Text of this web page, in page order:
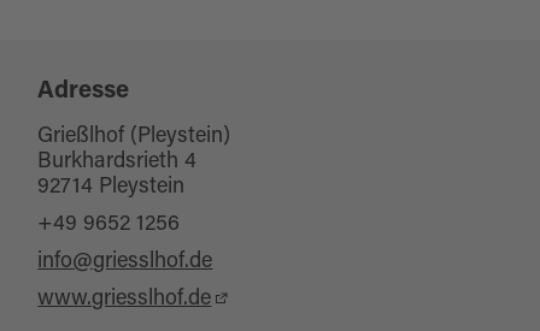
Adresse
Grießlhof (Pleystein)
Burkhardsrieth 4
92714 Pleystein
+49 9652 1256
info@griesslhof.de
www.griesslhof.de